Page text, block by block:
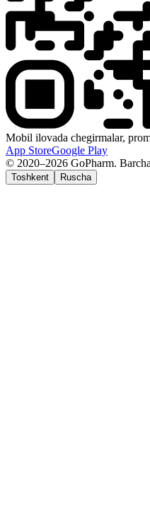
Mobil ilovada chegirmalar,
App StoreGoogle Play
© 2020–2026 GoPharm.
Toshkent Ruscha